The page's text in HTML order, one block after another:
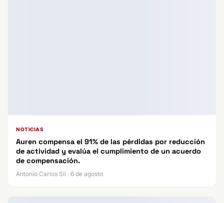
NOTICIAS
Auren compensa el 91% de las pérdidas por reducción
de actividad y evalúa el cumplimiento de un acuerdo
de compensación.
Antonio Carlos Sil · 6 de agosto